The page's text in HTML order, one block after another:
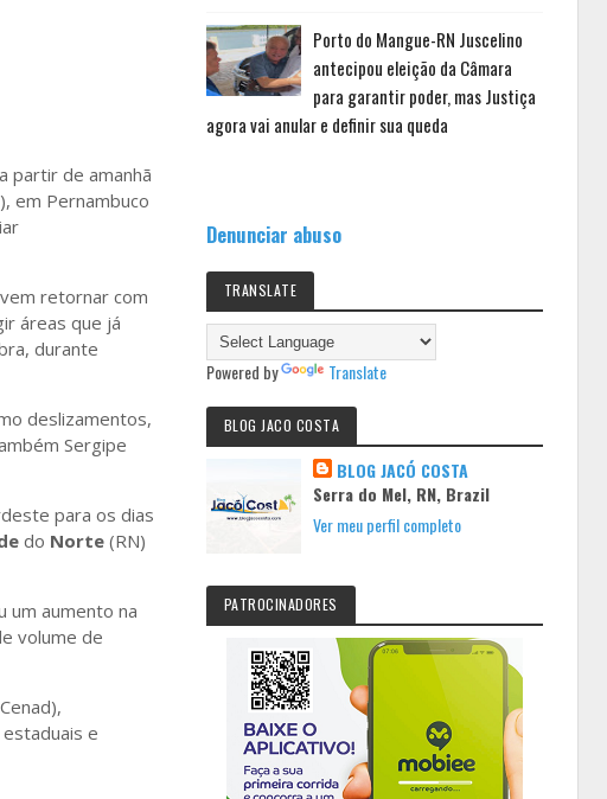
partir de amanhã
em Pernambuco
retornar com
áreas que já
durante
deslizamentos,
Sergipe
para os dias
do Norte (RN)
um aumento na
volume de
e
Porto do Mangue-RN Juscelino
antecipou eleição da Câmara
para garantir poder, mas Justiça
agora vai anular e definir sua queda
Denunciar abuso
TRANSLATE
Powered by Translate
BLOG JACO COSTA
BLOG JACÓ COSTA
Serra do Mel, RN, Brazil
Ver meu perfil completo
PATROCINADORES